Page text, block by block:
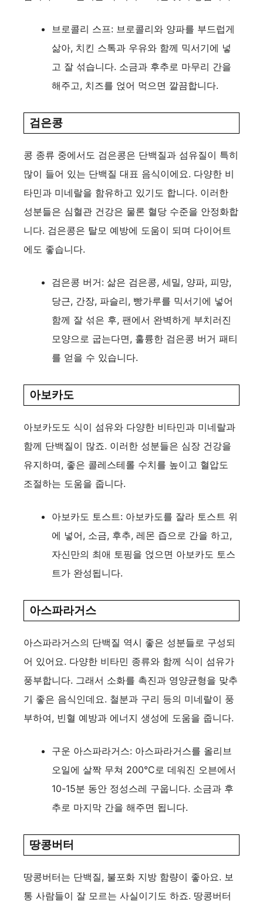
브로콜리 스프: 브로콜리와 양파를 부드럽게
삶아, 치킨 스톡과 우유와 함께 믹서기에 넣
고 잘 섞습니다. 소금과 후추로 마무리 간을
해주고, 치즈를 얹어 먹으면 깔끔합니다.
검은콩
콩 종류 중에서도 검은콩은 단백질과 섬유질이 특히
많이 들어 있는 단백질 대표 음식이에요. 다양한 비
타민과 미네랄을 함유하고 있기도 합니다. 이러한
성분들은 심혈관 건강은 물론 혈당 수준을 안정화합
니다. 검은콩은 탈모 예방에 도움이 되며 다이어트
에도 좋습니다.
검은콩 버거: 삶은 검은콩, 세밀, 양파, 피망,
당근, 간장, 파슬리, 빵가루를 믹서기에 넣어
함께 잘 섞은 후, 팬에서 완벽하게 부치러진
모양으로 굽는다면, 훌륭한 검은콩 버거 패티
를 얻을 수 있습니다.
아보카도
아보카도도 식이 섬유와 다양한 비타민과 미네랄과
함께 단백질이 많죠. 이러한 성분들은 심장 건강을
유지하며, 좋은 콜레스테롤 수치를 높이고 혈압도
조절하는 도움을 줍니다.
아보카도 토스트: 아보카도를 잘라 토스트 위
에 넣어, 소금, 후추, 레몬 즙으로 간을 하고,
자신만의 최애 토핑을 얹으면 아보카도 토스
트가 완성됩니다.
아스파라거스
아스파라거스의 단백질 역시 좋은 성분들로 구성되
어 있어요. 다양한 비타민 종류와 함께 식이 섬유가
풍부합니다. 그래서 소화를 촉진과 영양균형을 맞추
기 좋은 음식인데요. 철분과 구리 등의 미네랄이 풍
부하여, 빈혈 예방과 에너지 생성에 도움을 줍니다.
구운 아스파라거스: 아스파라거스를 올리브
오일에 살짝 무쳐 200°C로 데워진 오븐에서
10-15분 동안 정성스레 구웁니다. 소금과 후
추로 마지막 간을 해주면 됩니다.
땅콩버터
땅콩버터는 단백질, 불포화 지방 함량이 좋아요. 보
통 사람들이 잘 모르는 사실이기도 하죠. 땅콩버터